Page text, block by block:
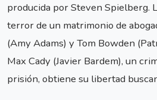
producida por Steven Spielberg.
terror de un matrimonio de
(Amy Adams) y Tom Bowden
Max Cady (Javier Bardem), un
prisión, obtiene su libertad